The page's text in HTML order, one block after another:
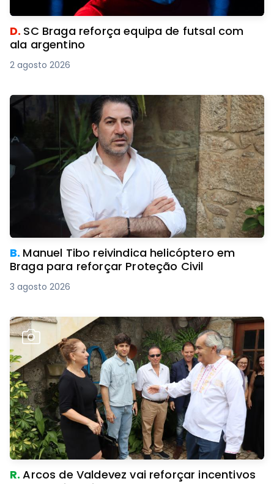
D. SC Braga reforça equipa de futsal com
ala argentino
2 agosto 2026
B. Manuel Tibo reivindica helicóptero em
Braga para reforçar Proteção Civil
3 agosto 2026
R.Arcos de Valdevez vai reforçar incentivos